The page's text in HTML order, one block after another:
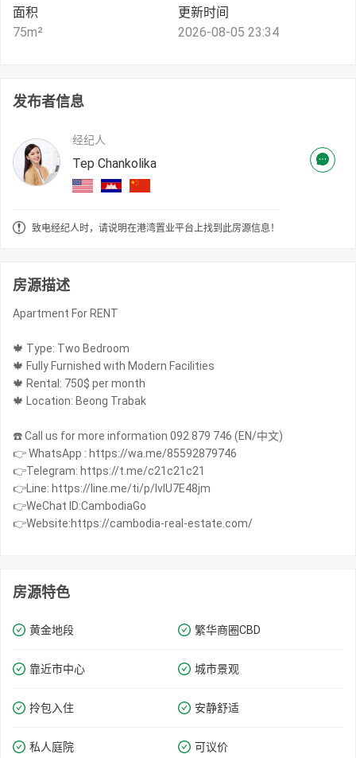
面积
75m²
更新时间
2026-08-05 23:34
发布者信息
经纪人
Tep Chankolika
致电经纪人时，请说明在港湾置业平台上找到此房源信息！
房源描述
Apartment For RENT
🍁 Type: Two Bedroom
🍁 Fully Furnished with Modern Facilities
🍁 Rental: 750$ per month
🍁 Location: Beong Trabak
☎️ Call us for more information 092 879 746 (EN/中文)
👉 WhatsApp : https://wa.me/85592879746
👉Telegram: https://t.me/c21c21c21
👉Line: https://line.me/ti/p/IvIU7E48jm
👉WeChat ID:CambodiaGo
👉Website:https://cambodia-real-estate.com/
房源特色
黄金地段 繁华商圈​​CBD
靠近市中心 城市景观
拎包入住 安静舒适
私人庭院 可议价